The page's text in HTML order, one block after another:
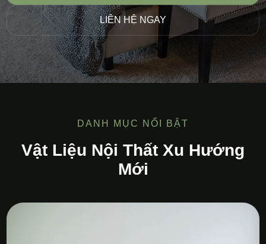
LIÊN HỆ NGAY
DANH MỤC NỔI BẬT
Vật Liệu Nội Thất Xu Hướng
Mới